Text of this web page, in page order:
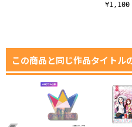
¥1,100
この商品と同じ作品タイトル